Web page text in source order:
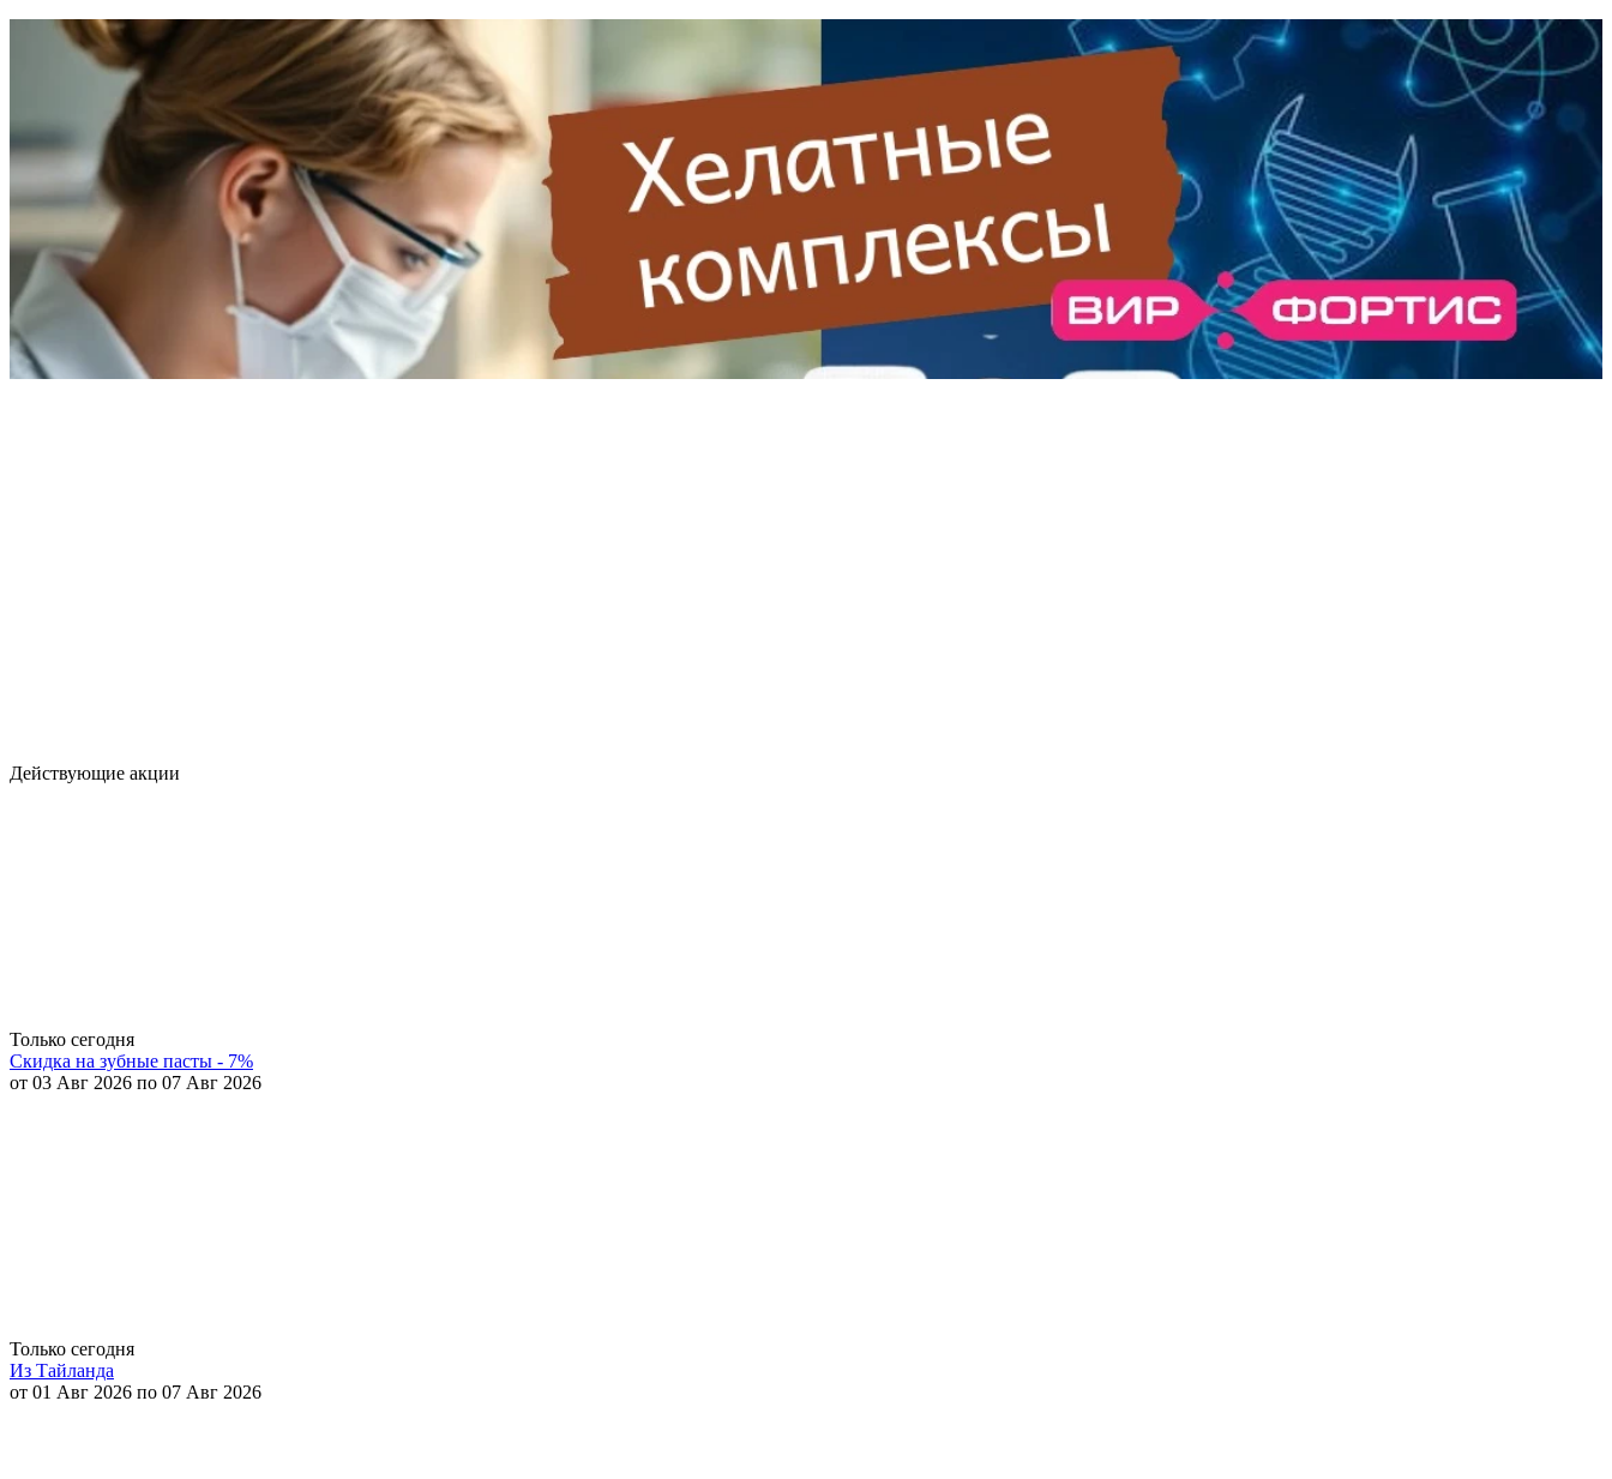
Действующие акции
Только сегодня
Скидка на зубные пасты - 7%
от 03 Авг 2026 по 07 Авг 2026
Только сегодня
Из Тайланда
от 01 Авг 2026 по 07 Авг 2026